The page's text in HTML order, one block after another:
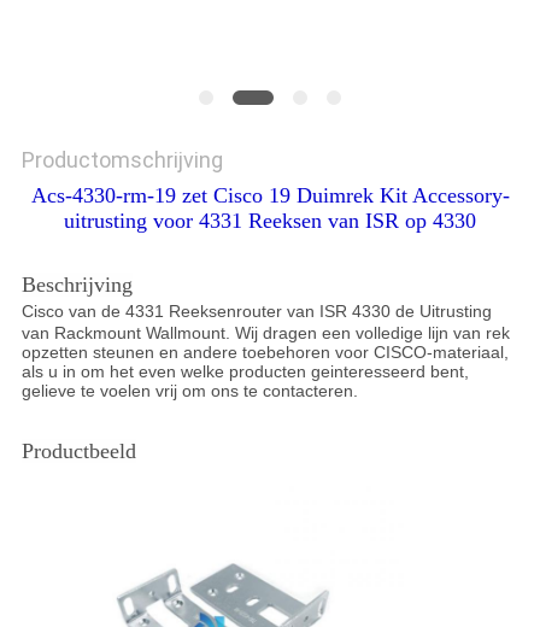
Productomschrijving
Acs-4330-rm-19 zet Cisco 19 Duimrek Kit Accessory-
uitrusting voor 4331 Reeksen van ISR op 4330
Beschrijving
Cisco van de 4331 Reeksenrouter van ISR 4330 de Uitrusting
van Rackmount Wallmount. Wij dragen een volledige lijn van rek
opzetten steunen en andere toebehoren voor CISCO-materiaal,
als u in om het even welke producten geinteresseerd bent,
gelieve te voelen vrij om ons te contacteren.
Productbeeld